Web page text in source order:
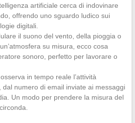
artificiale cerca di indovinare
offrendo uno sguardo ludico sui
digitali.
il suono del vento, della pioggia o
su misura, ecco cosa
sonoro, perfetto per lavorare o
in tempo reale l’attività
dal numero di email inviate ai messaggi
Un modo per prendere la misura del